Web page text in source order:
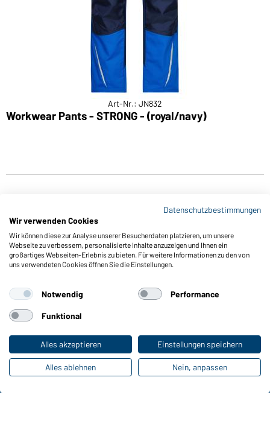
Art-Nr.: JN832
Workwear Pants - STRONG - (royal/navy)
Funktionen & Pflege
Pflegehinweise
Farben
Online-Kataloge
Zu den Download-Links
Datenschutzbestimmungen
Wir verwenden Cookies
Wir können diese zur Analyse unserer Besucherdaten platzieren, um unsere
Webseite zu verbessern, personalisierte Inhalte anzuzeigen und Ihnen ein
großartiges Webseiten-Erlebnis zu bieten. Für weitere Informationen zu den von
uns verwendeten Cookies öffnen Sie die Einstellungen.
Notwendig Performance
Funktional
Alles akzeptieren Einstellungen speichern
Alles ablehnen Nein, anpassen